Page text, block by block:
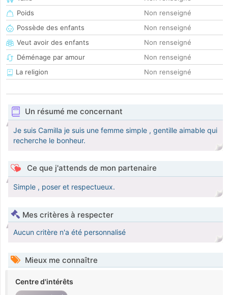
Poids
Non renseigné
Possède des enfants
Non renseigné
Veut avoir des enfants
Non renseigné
Déménage par amour
Non renseigné
La religion
Non renseigné
Un résumé me concernant
Je suis Camilla je suis une femme simple , gentille aimable qui
recherche le bonheur.
Ce que j'attends de mon partenaire
Simple , poser et respectueux.
Mes critères à respecter
Aucun critère n'a été personnalisé
Mieux me connaître
Centre d'intérêts